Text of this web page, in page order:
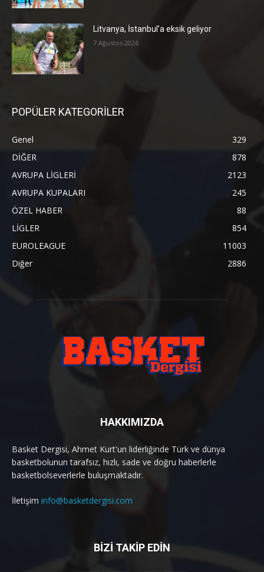
Litvanya, İstanbul’a eksik geliyor
7 Ağustos 2026
POPÜLER KATEGORİLER
Genel
329
DİĞER
878
AVRUPA LİGLERİ
2123
AVRUPA KUPALARI
245
ÖZEL HABER
88
LİGLER
854
EUROLEAGUE
11003
Diğer
2886
HAKKIMIZDA
Basket Dergisi, Ahmet Kurt'un liderliğinde Türk ve dünya
basketbolunun tarafsız, hızlı, sade ve doğru haberlerle
basketbolseverlerle buluşmaktadır.
İletişim info@basketdergisi.com
BİZİ TAKİP EDİN